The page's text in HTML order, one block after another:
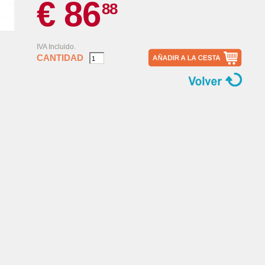
€ 8688
IVA Incluido.
CANTIDAD